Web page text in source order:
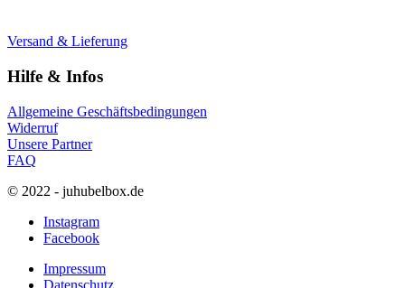
Versand & Lieferung
Hilfe & Infos
Allgemeine Geschäftsbedingungen
Widerruf
Unsere Partner
FAQ
© 2022 - juhubelbox.de
Instagram
Facebook
Impressum
Datenschutz